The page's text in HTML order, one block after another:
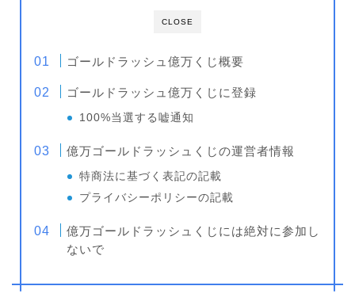
CLOSE
ゴールドラッシュ億万くじ概要
ゴールドラッシュ億万くじに登録
100%当選する嘘通知
億万ゴールドラッシュくじの運営者情報
特商法に基づく表記の記載
プライバシーポリシーの記載
億万ゴールドラッシュくじには絶対に参加し
ないで